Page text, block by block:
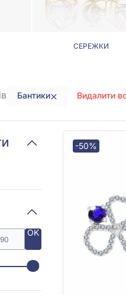
СЕРЕЖКИ
Бантики Видалити
OK
-50%